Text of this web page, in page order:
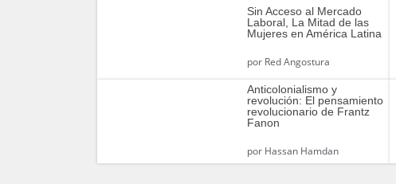
Sin Acceso al Mercado
Laboral, La Mitad de las
Mujeres en América Latina
por Red Angostura
Anticolonialismo y
revolución: El pensamiento
revolucionario de Frantz
Fanon
por Hassan Hamdan